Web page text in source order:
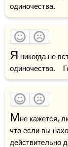
одиночества.
Я никогда не
одиночество.
Мне кажется,
что если вы
действительно